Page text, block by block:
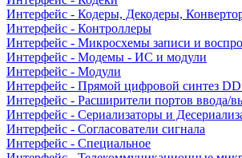
Интерфейс - Кодеры, Декодеры,
Интерфейс - Контроллеры
Интерфейс - Микросхемы записи и
Интерфейс - Модемы - ИС и модули
Интерфейс - Модули
Интерфейс - Прямой цифровой синтез
Интерфейс - Расширители портов ввода/
Интерфейс - Сериализаторы и
Интерфейс - Согласователи сигнала
Интерфейс - Специальное